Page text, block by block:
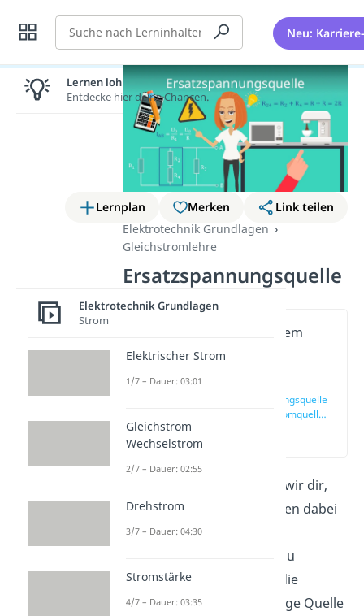
Suche Neu:
Lernplan Merken
Link teilen
Elektrotechnik Grundlagen
Gleichstromlehre
Ersatzspannungsquelle
Wichtige Inhalte in diesem
Video
Ersatzspannungsquelle
und Ersatzstromquelle
In diesem Artikel erklären wir dir,
wie Ersatzspannungsquellen dabei
helfen, komplexe
Widerstandsschaltungen zu
vereinfachen. Dabei wird die
Schaltung durch eine einzige Quelle
Lernen lohnt sich!
Entdecke hier deine Chancen.
Elektrotechnik Grundlagen
Strom
Elektrischer Strom
1/7 – Dauer: 03:01
Gleichstrom
Wechselstrom
2/7 – Dauer: 02:55
Drehstrom
3/7 – Dauer: 04:30
Stromstärke
4/7 – Dauer: 03:35